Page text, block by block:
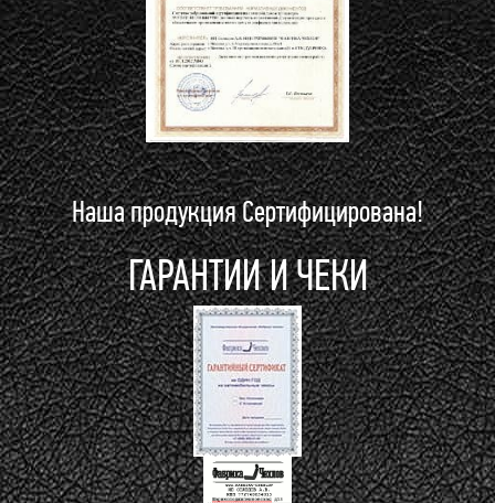
Наша продукция Сертифицирована!
ГАРАНТИИ И ЧЕКИ